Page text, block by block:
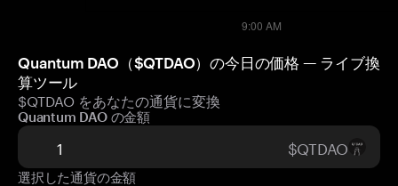
Quantum DAO（$QTDAO）の今日の価格 — ライブ換
算ツール
$QTDAO をあなたの通貨に変換
Quantum DAO の金額
$QTDAO
選択した通貨の金額